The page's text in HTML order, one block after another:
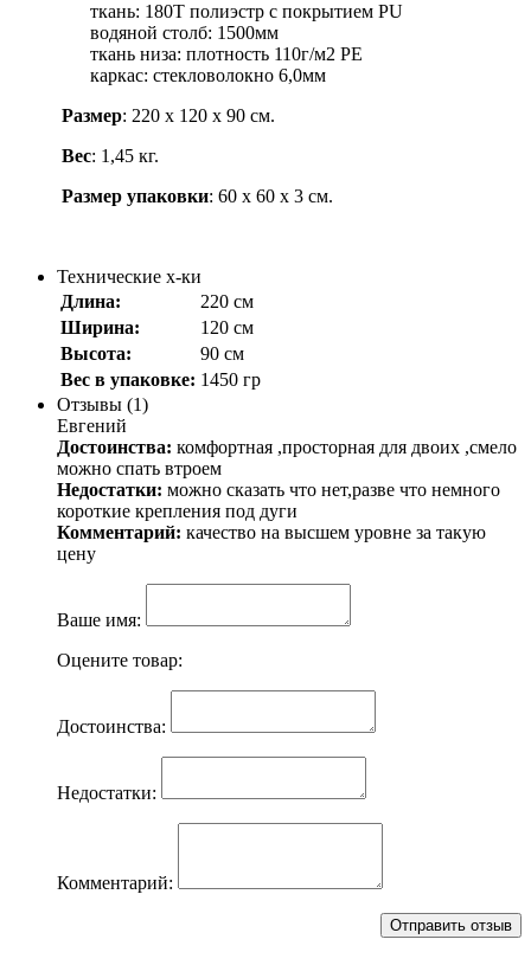
ткань: 180Т полиэстр с покрытием РU
водяной столб: 1500мм
ткань низа: плотность 110г/м2 РЕ
каркас: стекловолокно 6,0мм
Размер: 220 х 120 х 90 см.
Вес: 1,45 кг.
Размер упаковки: 60 х 60 х 3 см.
Технические х-ки
Длина:
220 см
Ширина:
120 см
Высота:
90 см
Вес в упаковке: 1450 гр
Отзывы (1)
Евгений
Достоинства: комфортная ,просторная для двоих ,смело
можно спать втроем
Недостатки: можно сказать что нет,разве что немного
короткие крепления под дуги
Комментарий: качество на высшем уровне за такую
цену
Ваше имя:
Оцените товар:
Достоинства:
Недостатки:
Комментарий: